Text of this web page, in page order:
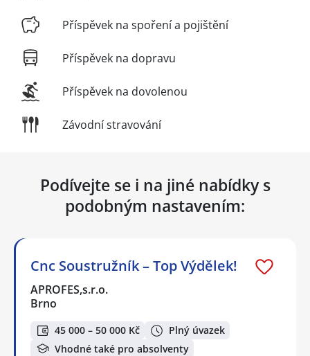
Příspěvek na spoření a pojištění
Příspěvek na dopravu
Příspěvek na dovolenou
Závodní stravování
Podívejte se i na jiné nabídky s
podobným nastavením:
Cnc Soustružník – Top Výdělek!
APROFES,s.r.o.
Brno
45 000 – 50 000 Kč
Plný úvazek
Vhodné také pro absolventy